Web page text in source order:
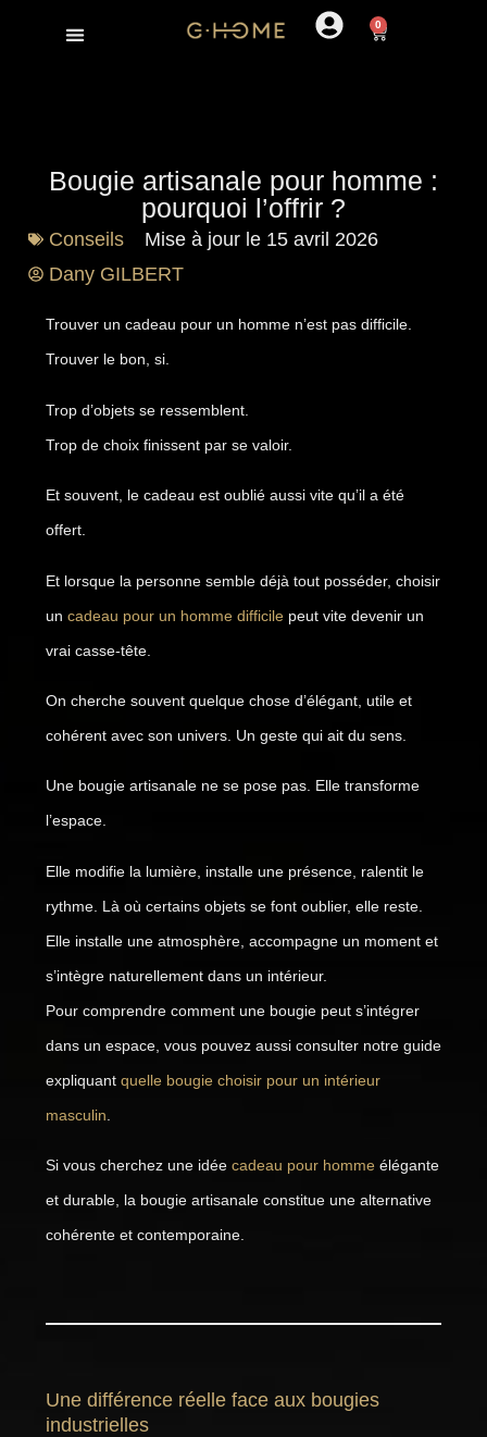
0
Bougie artisanale pour homme :
pourquoi l’offrir ?
Conseils
Mise à jour le 15 avril 2026
Dany GILBERT
Trouver un cadeau pour un homme n’est pas difficile.
Trouver le bon, si.
Trop d’objets se ressemblent.
Trop de choix finissent par se valoir.
Et souvent, le cadeau est oublié aussi vite qu’il a été
offert.
Et lorsque la personne semble déjà tout posséder, choisir
un cadeau pour un homme difficile peut vite devenir un
vrai casse-tête.
On cherche souvent quelque chose d’élégant, utile et
cohérent avec son univers. Un geste qui ait du sens.
Une bougie artisanale ne se pose pas. Elle transforme
l’espace.
Elle modifie la lumière, installe une présence, ralentit le
rythme. Là où certains objets se font oublier, elle reste.
Elle installe une atmosphère, accompagne un moment et
s’intègre naturellement dans un intérieur.
Pour comprendre comment une bougie peut s’intégrer
dans un espace, vous pouvez aussi consulter notre guide
expliquant quelle bougie choisir pour un intérieur
masculin
Si vous cherchez une idée cadeau pour homme élégante
et durable, la bougie artisanale constitue une alternative
cohérente et contemporaine.
Une différence réelle face aux bougies
industrielles